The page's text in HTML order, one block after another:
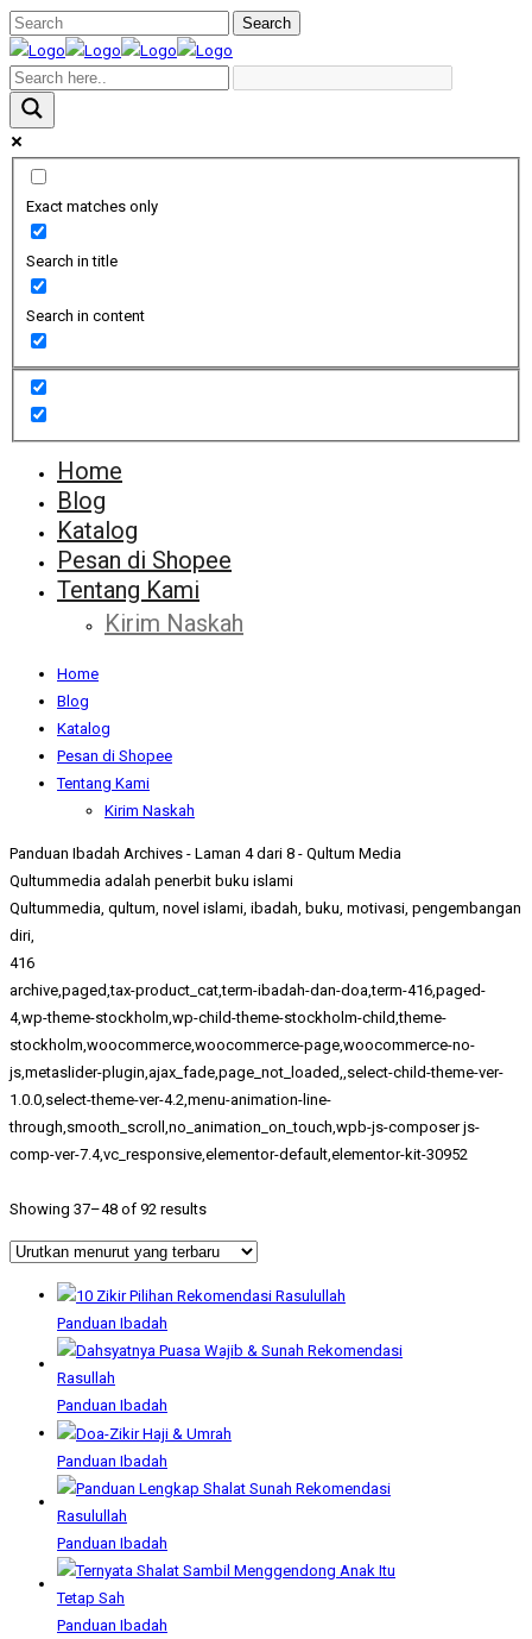
Exact matches only
Search in title
Search in content
Home
Blog
Katalog
Pesan di Shopee
Tentang Kami
Kirim Naskah
Home
Blog
Katalog
Pesan di Shopee
Tentang Kami
Kirim Naskah
Panduan Ibadah Archives - Laman 4 dari 8 - Qultum Media
Qultummedia adalah penerbit buku islami
Qultummedia, qultum, novel islami, ibadah, buku, motivasi, pengembangan
diri,
416
archive,paged,tax-product_cat,term-ibadah-dan-doa,term-416,paged-
4,wp-theme-stockholm,wp-child-theme-stockholm-child,theme-
stockholm,woocommerce,woocommerce-page,woocommerce-no-
js,metaslider-plugin,ajax_fade,page_not_loaded,,select-child-theme-ver-
1.0.0,select-theme-ver-4.2,menu-animation-line-
through,smooth_scroll,no_animation_on_touch,wpb-js-composer js-
comp-ver-7.4,vc_responsive,elementor-default,elementor-kit-30952
Showing 37–48 of 92 results
Panduan Ibadah
Panduan Ibadah
Panduan Ibadah
Panduan Ibadah
Panduan Ibadah